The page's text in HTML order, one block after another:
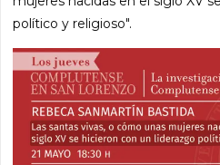
político y religioso".